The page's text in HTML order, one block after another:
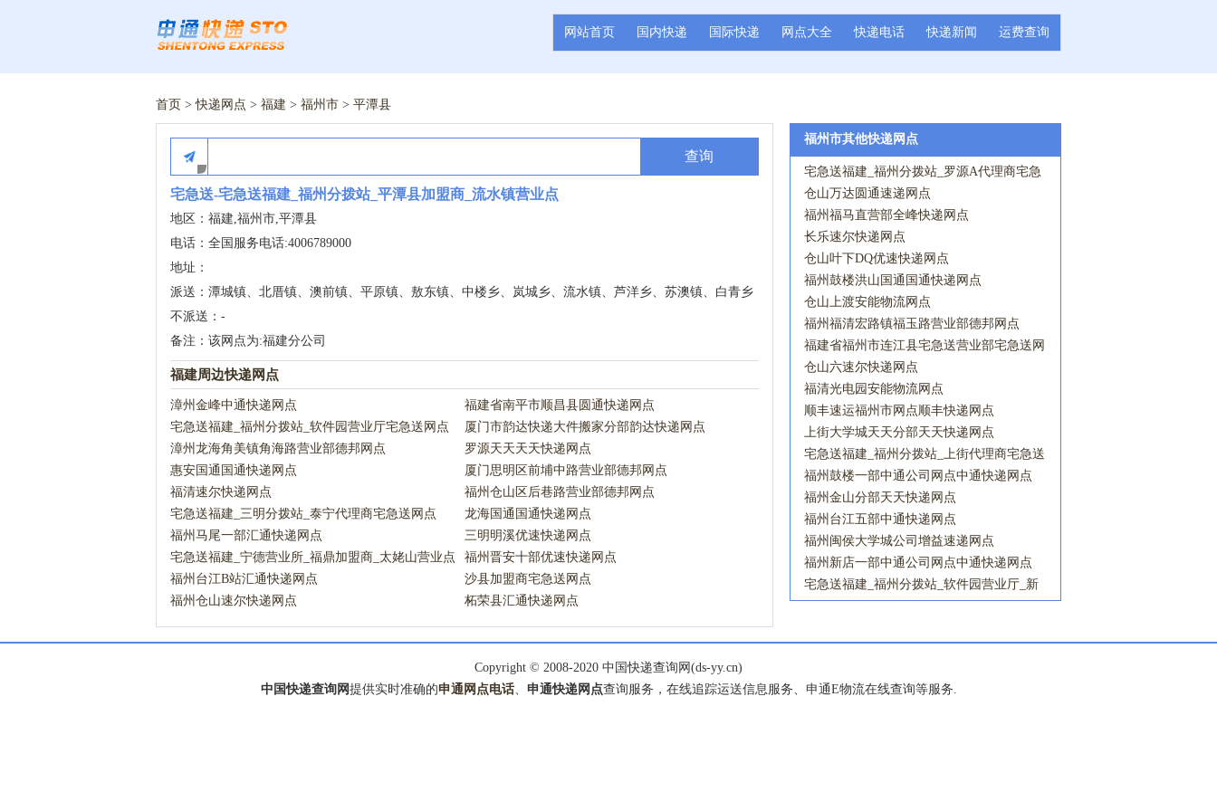
网站首页 国内快递 国际快递 网点大全 快递电话 快递新闻 运费查询
首页 >快递网点 > 福建 > 福州市 > 平潭县
查询
宅急送-宅急送福建_福州分拨站_平潭县加盟商_流水镇营业点
地区：福建,福州市,平潭县
电话：全国服务电话:4006789000
地址：
派送：潭城镇、北厝镇、澳前镇、平原镇、敖东镇、中楼乡、岚城乡、流水镇、芦洋乡、苏澳镇、白青乡
不派送：-
备注：该网点为:福建分公司
福建周边快递网点
漳州金峰中通快递网点
福建省南平市顺昌县圆通快递网点
宅急送福建_福州分拨站_软件园营业厅宅急送网点
厦门市韵达快递大件搬家分部韵达快递网点
漳州龙海角美镇角海路营业部德邦网点
罗源天天天天快递网点
惠安国通国通快递网点
厦门思明区前埔中路营业部德邦网点
福清速尔快递网点
福州仓山区后巷路营业部德邦网点
宅急送福建_三明分拨站_泰宁代理商宅急送网点
龙海国通国通快递网点
福州马尾一部汇通快递网点
三明明溪优速快递网点
宅急送福建_宁德营业所_福鼎加盟商_太姥山营业点
宅急送网点
福州晋安十部优速快递网点
福州台江B站汇通快递网点
沙县加盟商宅急送网点
福州仓山速尔快递网点
柘荣县汇通快递网点
福州市其他快递网点
宅急送福建_福州分拨站_罗源A代理商宅急
送网点
仓山万达圆通速递网点
福州福马直营部全峰快递网点
长乐速尔快递网点
仓山叶下DQ优速快递网点
福州鼓楼洪山国通国通快递网点
仓山上渡安能物流网点
福州福清宏路镇福玉路营业部德邦网点
福建省福州市连江县宅急送营业部宅急送网
点
仓山六速尔快递网点
福清光电园安能物流网点
顺丰速运福州市网点顺丰快递网点
上街大学城天天分部天天快递网点
宅急送福建_福州分拨站_上街代理商宅急送
网点
福州鼓楼一部中通公司网点中通快递网点
福州金山分部天天快递网点
福州台江五部中通快递网点
福州闽侯大学城公司增益速递网点
福州新店一部中通公司网点中通快递网点
宅急送福建_福州分拨站_软件园营业厅_新
Copyright © 2008-2020 中国快递查询网(ds-yy.cn)
中国快递查询网提供实时准确的申通网点电话、 申通快递网点查询服务，在线追踪运送信息服务、申通E物流在线查询等服务.